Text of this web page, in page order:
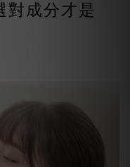
對成分才是